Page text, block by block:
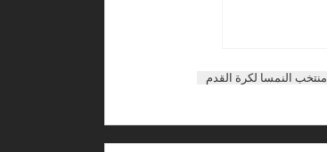
منتخب النمسا لكرة القدم